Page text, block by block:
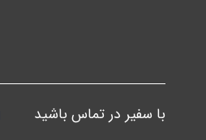
با سفیر در تماس باشید